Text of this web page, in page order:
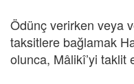
Ödünç verirken veya
taksitlere bağlamak
olunca, Mâlikî’yi taklit